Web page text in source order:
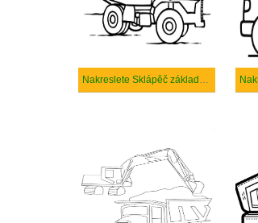
Nakreslete Sklápěč základní tisknutelné